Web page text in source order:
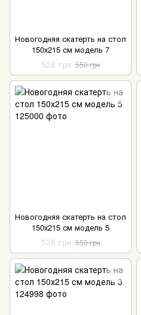
Новогодняя скатерть на стол
150х215 см модель 7
528 грн 550 грн
Новогодняя скатерть на стол
150х215 см модель 5
528 грн 550 грн